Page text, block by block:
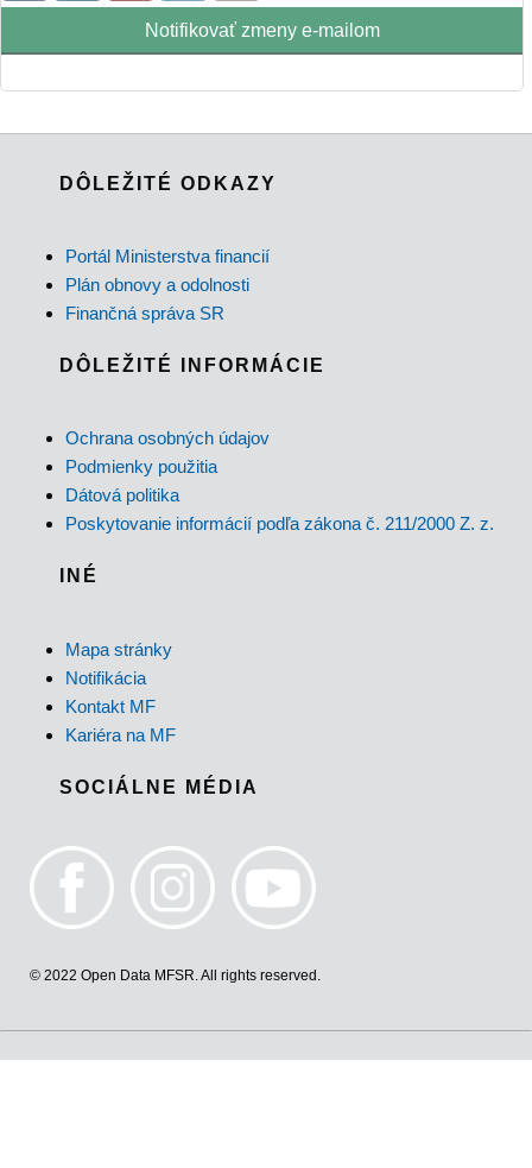
Notifikovať zmeny e-mailom
DÔLEŽITÉ ODKAZY
Portál Ministerstva financií
Plán obnovy a odolnosti
Finančná správa SR
DÔLEŽITÉ INFORMÁCIE
Ochrana osobných údajov
Podmienky použitia
Dátová politika
Poskytovanie informácií podľa zákona č. 211/2000 Z. z.
INÉ
Mapa stránky
Notifikácia
Kontakt MF
Kariéra na MF
SOCIÁLNE MÉDIA
© 2022 Open Data MFSR. All rights reserved.